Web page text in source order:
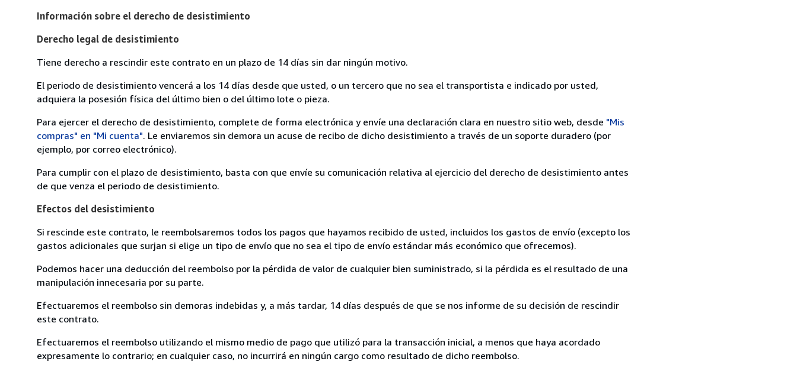
Información sobre el derecho de desistimiento
Derecho legal de desistimiento
Tiene derecho a rescindir este contrato en un plazo de 14 días sin dar ningún motivo.
El periodo de desistimiento vencerá a los 14 días desde que usted, o un tercero que no sea el transportista e indicado por usted,
adquiera la posesión física del último bien o del último lote o pieza.
Para ejercer el derecho de desistimiento, complete de forma electrónica y envíe una declaración clara en nuestro sitio web, desde "Mis
compras" en "Mi cuenta". Le enviaremos sin demora un acuse de recibo de dicho desistimiento a través de un soporte duradero (por
ejemplo, por correo electrónico).
Para cumplir con el plazo de desistimiento, basta con que envíe su comunicación relativa al ejercicio del derecho de desistimiento antes
de que venza el periodo de desistimiento.
Efectos del desistimiento
Si rescinde este contrato, le reembolsaremos todos los pagos que hayamos recibido de usted, incluidos los gastos de envío (excepto los
gastos adicionales que surjan si elige un tipo de envío que no sea el tipo de envío estándar más económico que ofrecemos).
Podemos hacer una deducción del reembolso por la pérdida de valor de cualquier bien suministrado, si la pérdida es el resultado de una
manipulación innecesaria por su parte.
Efectuaremos el reembolso sin demoras indebidas y, a más tardar, 14 días después de que se nos informe de su decisión de rescindir
este contrato.
Efectuaremos el reembolso utilizando el mismo medio de pago que utilizó para la transacción inicial, a menos que haya acordado
expresamente lo contrario; en cualquier caso, no incurrirá en ningún cargo como resultado de dicho reembolso.